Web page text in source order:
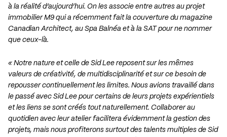
à la réalité d’aujourd’hui. On les associe entre autres au projet
immobilier M9 qui a récemment fait la couverture du magazine
Canadian Architect, au Spa Balnéa et à la SAT pour ne nommer
que ceux-là.
« Notre nature et celle de Sid Lee reposent sur les mêmes
valeurs de créativité, de multidisciplinarité et sur ce besoin de
repousser continuellement les limites. Nous avions travaillé dans
le passé avec Sid Lee pour certains de leurs projets expérientiels
et les liens se sont créés tout naturellement. Collaborer au
quotidien avec leur atelier facilitera évidemment la gestion des
projets, mais nous profiterons surtout des talents multiples de Sid